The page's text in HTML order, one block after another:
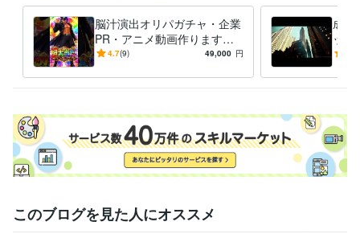
得意分野
IT相談・システム開発 GAS×スプシ×WebApp　制作
エージェント
構築GAS,N8N,Dify
アプリ構築 企業店舗様向け完全オーダメイドツ
ール設計 専門用語なし　丸投げオーダメイド 業務設計図作成
自動化 プログラミング 開発 運用
セキュリティ
形骸化しないモノづく
GAS 業務DX
き残る皆に愛されるお店の作り方！
素材なしでもOK、高純度な企業
PR動画
歌ってみたMIX【直近納品実績7件】 フルアニメーションM
V,PV作成
オリパガチャ、ガチャ演出設計～映像制作
経営戦略 ビジネス コーチング 事業再生
語学力
英語 ビジネスレベル
脳汁演出オリパガチャ・企業
PR・アニメ動画作ります
【納品実績多数】企業・店舗
で制作
4.7(9) 49,000 円
成約
ック
【法
制作
このブログを見た人にオススメ